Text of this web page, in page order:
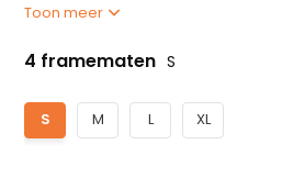
Toon meer
4 framematen S
S M L XL